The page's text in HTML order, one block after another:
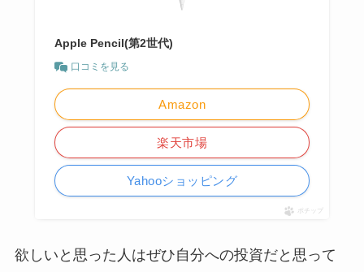
Apple Pencil(第2世代)
口コミを見る
Amazon
楽天市場
Yahooショッピング
ポチップ
欲しいと思った人はぜひ自分への投資だと思って